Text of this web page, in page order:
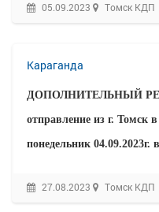
05.09.2023 Томск КДП
Караганда
ДОПОЛНИТЕЛЬНЫЙ
отправление из г. Томск
понедельник 04.09.2023г.
27.08.2023 Томск КДП